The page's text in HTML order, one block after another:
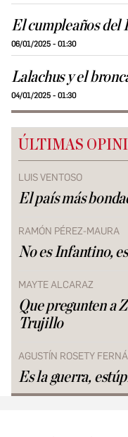
El cumpleaños del
06/01/2025 - 01:30
Lalachus y el
04/01/2025 - 01:30
ÚLTIMAS
LUIS VENTOSO
El país más
RAMÓN PÉREZ-MAURA
No es Infantino,
MAYTE ALCARAZ
Que pregunten a
Trujillo
AGUSTÍN ROSETY
Es la guerra,